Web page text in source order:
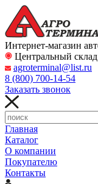
Интернет-магазин
Центральный
agroterminal@list.ru
8 (800) 700-14-54
Заказать звонок
Главная
Каталог
О компании
Покупателю
Контакты